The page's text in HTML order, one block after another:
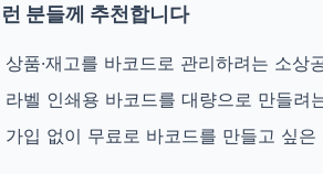
분들께 추천합니다
상품·재고를 바코드로 관리하려는 소상
라벨 인쇄용 바코드를 대량으로 만들려
가입 없이 무료로 바코드를 만들고 싶은